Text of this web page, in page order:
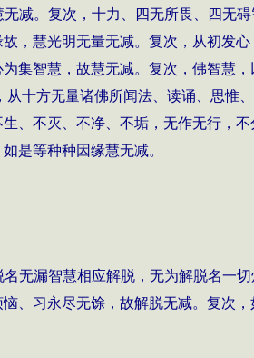
减。复次，十力、四无所畏、四无
，慧光明无量无减。复次，从初发
集智慧，故慧无减。复次，佛智慧
十方无量诸佛所闻法、读诵、思惟
、不灭、不净、不垢，无作无行，
是等种种因缘慧无减。
无漏智慧相应解脱，无为解脱名一
、习永尽无馀，故解脱无减。复次